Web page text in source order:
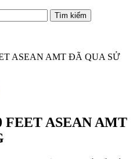
ASEAN AMT ĐÃ QUA SỬ
FEET ASEAN AMT